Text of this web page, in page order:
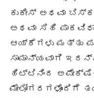
ಕುಕೀಸ್ ಅಥವಾ
ಅಥವಾ ಸಿಹಿ
ಆಯ್ಕೆಗಳು ಮತ್ತು
ಸಾಮಾನ್ಯವಾಗಿ
ಹಿಟ್ಟಿನಿಂದ
ಮೇಲೋಗರಗಳೊಂದಿಗೆ